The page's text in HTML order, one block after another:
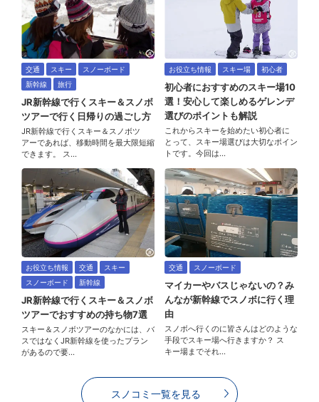
交通 スキー
スノーボード
新幹線
旅行
JR新幹線で行くスキー＆スノボ
ツアーで行く日帰りの過ごし方
JR新幹線で行くスキー＆スノボツ
アーであれば、移動時間を最大限短縮
できます。 ス…
お役立ち情報 スキー場 初心者
初心者におすすめのスキー場10
選！安心して楽しめるゲレンデ
選びのポイントも解説
これからスキーを始めたい初心者に
とって、スキー場選びは大切なポイン
トです。今回は…
お役立ち情報 交通
スキー
スノーボード
新幹線
JR新幹線で行くスキー＆スノボ
ツアーでおすすめの持ち物7選
スキー＆スノボツアーのなかには、バ
スではなくJR新幹線を使ったプラン
があるので要…
交通 スノーボード
マイカーやバスじゃないの？み
んなが新幹線でスノボに行く理
由
スノボへ行くのに皆さんはどのような
手段でスキー場へ行きますか？ ス
キー場までそれ…
スノコミ一覧を見る